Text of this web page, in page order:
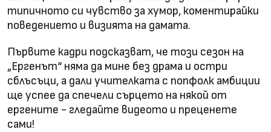
типичното си чувство за хумор, коментирайки
поведението и визията на дамата.
Първите кадри подсказват, че този сезон на
„Ергенът“ няма да мине без драма и остри
сблъсъци, а дали учителката с попфолк амбиции
ще успее да спечели сърцето на някой от
ергените - гледайте видеото и преценете
сами!